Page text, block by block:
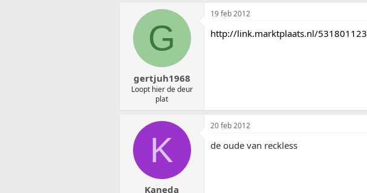
G
gertjuh1968
Loopt hier de deur
plat
19 feb 2012
http://link.marktplaats.nl/531801123
K
Kaneda
20 feb 2012
de oude van reckless